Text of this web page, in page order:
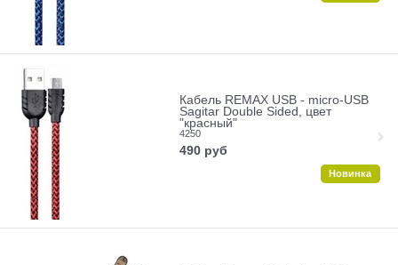
Кабель REMAX USB - micro-USB
Sagitar Double Sided, цвет
"красный"
4250
490 руб
Новинка